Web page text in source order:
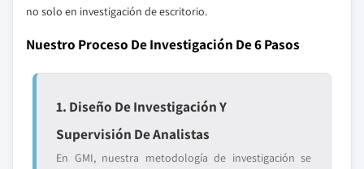
no solo en investigación de escritorio.
Nuestro Proceso De Investigación De 6 Pasos
1. Diseño De Investigación Y
Supervisión De Analistas
En GMI, nuestra metodología de investigación se